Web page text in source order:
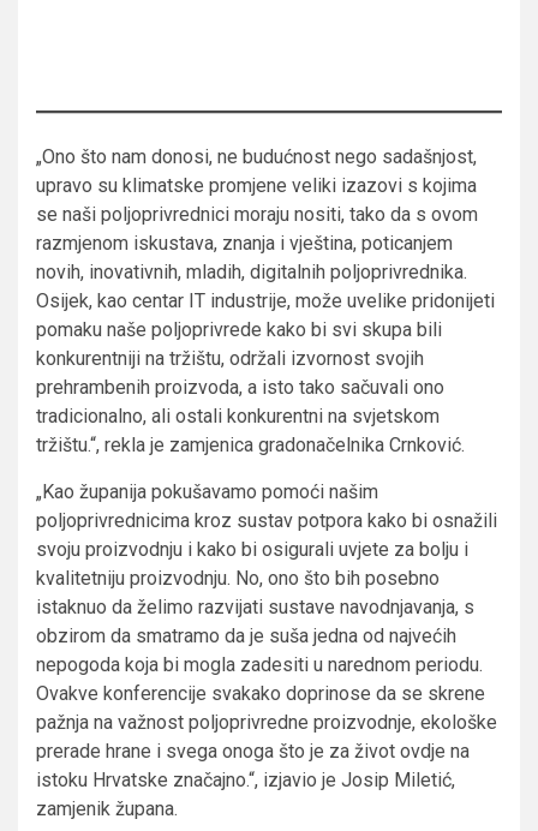
„Ono što nam donosi, ne budućnost nego sadašnjost,
upravo su klimatske promjene veliki izazovi s kojima
se naši poljoprivrednici moraju nositi, tako da s ovom
razmjenom iskustava, znanja i vještina, poticanjem
novih, inovativnih, mladih, digitalnih poljoprivrednika.
Osijek, kao centar IT industrije, može uvelike pridonijeti
pomaku naše poljoprivrede kako bi svi skupa bili
konkurentniji na tržištu, održali izvornost svojih
prehrambenih proizvoda, a isto tako sačuvali ono
tradicionalno, ali ostali konkurentni na svjetskom
tržištu.“, rekla je zamjenica gradonačelnika Crnković.
„Kao županija pokušavamo pomoći našim
poljoprivrednicima kroz sustav potpora kako bi osnažili
svoju proizvodnju i kako bi osigurali uvjete za bolju i
kvalitetniju proizvodnju. No, ono što bih posebno
istaknuo da želimo razvijati sustave navodnjavanja, s
obzirom da smatramo da je suša jedna od najvećih
nepogoda koja bi mogla zadesiti u narednom periodu.
Ovakve konferencije svakako doprinose da se skrene
pažnja na važnost poljoprivredne proizvodnje, ekološke
prerade hrane i svega onoga što je za život ovdje na
istoku Hrvatske značajno.“, izjavio je Josip Miletić,
zamjenik župana.